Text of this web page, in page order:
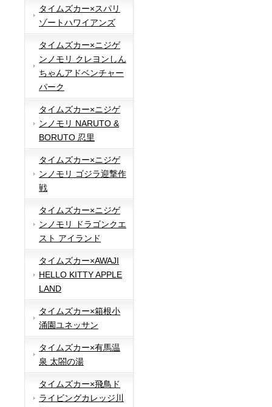
タイムズカー×スパリ
ゾートハワイアンズ
タイムズカー×ニジゲ
ンノモリ クレヨンしん
ちゃんアドベンチャー
パーク
タイムズカー×ニジゲ
ンノモリ NARUTO &
BORUTO 忍里
タイムズカー×ニジゲ
ンノモリ ゴジラ迎撃作
戦
タイムズカー×ニジゲ
ンノモリ ドラゴンクエ
スト アイランド
タイムズカー×AWAJI
HELLO KITTY APPLE
LAND
タイムズカー×箱根小
涌園ユネッサン
タイムズカー×有馬温
泉 太閤の湯
タイムズカー×飛鳥ド
ライビングカレッジ川